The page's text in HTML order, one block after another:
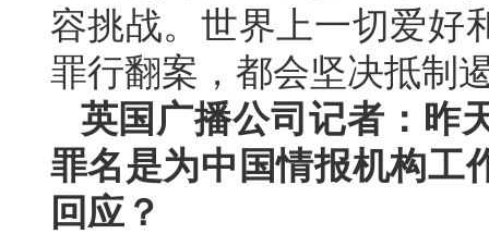
容挑战。世界上一切爱好
罪行翻案，都会坚决抵制
英国广播公司记者：昨
罪名是为中国情报机构工
回应？